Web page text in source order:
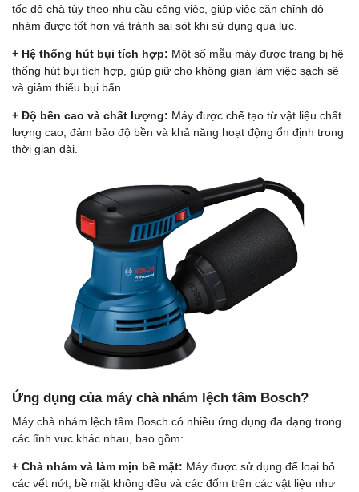
tốc độ chà tùy theo nhu cầu công việc, giúp việc căn chỉnh độ
nhám được tốt hơn và tránh sai sót khi sử dụng quá lực.
+ Hệ thống hút bụi tích hợp: Một số mẫu máy được trang bị hệ
thống hút bụi tích hợp, giúp giữ cho không gian làm việc sạch sẽ
và giảm thiểu bụi bẩn.
+ Độ bền cao và chất lượng: Máy được chế tạo từ vật liệu chất
lượng cao, đảm bảo độ bền và khả năng hoạt động ổn định trong
thời gian dài.
Ứng dụng của máy chà nhám lệch tâm Bosch?
Máy chà nhám lệch tâm Bosch có nhiều ứng dụng đa dạng trong
các lĩnh vực khác nhau, bao gồm:
+ Chà nhám và làm mịn bề mặt: Máy được sử dụng để loại bỏ
các vết nứt, bề mặt không đều và các đốm trên các vật liệu như